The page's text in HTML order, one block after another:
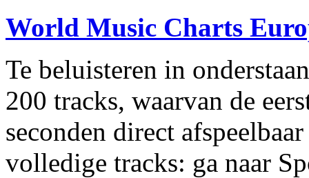
World Music Charts
Te beluisteren in
200 tracks, waarvan de
seconden direct
volledige tracks: ga naar